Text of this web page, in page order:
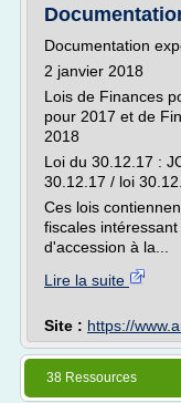
Documentation
2 janvier 2018
Lois de Finances
pour 2017 et de
2018
Loi du 30.12.17 :
30.12.17 / loi
Ces lois
fiscales
d'accession à la...
Lire la suite
Site : https://
38 Ressources